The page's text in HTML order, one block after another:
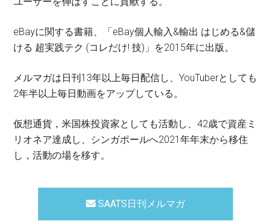
eBayに関する書籍、「eBay個人輸入&輸出 はじめる&儲
ける 超実践テク (コレだけ! 技)」を2015年に出版。
メルマガは日刊13年以上毎日配信し、YouTuberとしても
2年半以上毎日動画をアップしている。
仮想通貨，米国株投資家としても活動し、42歳で資産ミ
リオネア達成し、シンガポールへ2021年年末から移住
し，活動の場を移す。
SAATS日刊メルマガ